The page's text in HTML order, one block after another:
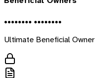
•••••••• ••••••••
Ultimate Beneficial Owner